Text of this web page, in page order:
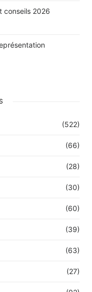
conseils 2026
(522)
(66)
(28)
(30)
(60)
(39)
(63)
(27)